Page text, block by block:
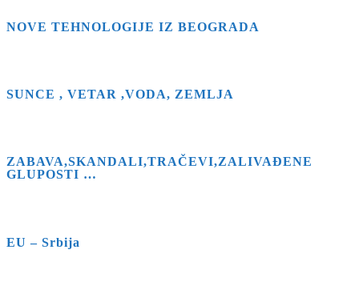
NOVE TEHNOLOGIJE IZ BEOGRADA
SUNCE , VETAR ,VODA, ZEMLJA
ZABAVA,SKANDALI,TRAČEVI,ZALIVAĐENE
GLUPOSTI …
EU – Srbija